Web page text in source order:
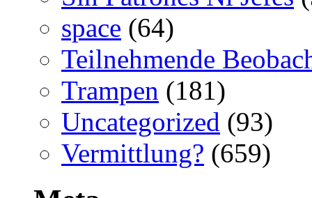
space (64)
Teilnehmende
Trampen (181)
Uncategorized (93)
Vermittlung? (659)